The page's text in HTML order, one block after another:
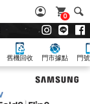
0
舊機回收 門市據點 門